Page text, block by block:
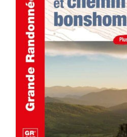
ACHETER LE PRODUIT